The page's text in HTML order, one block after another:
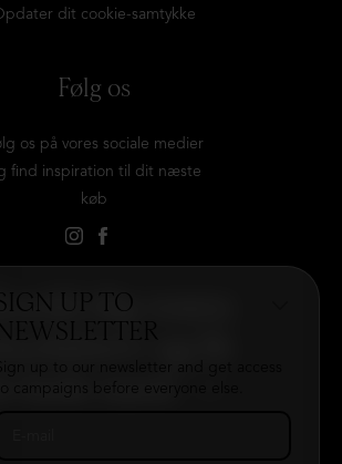
UP TO
dit cookie-samtykke
Følg os
os på vores sociale medier
find inspiration til dit næste
køb
dig vores
og få